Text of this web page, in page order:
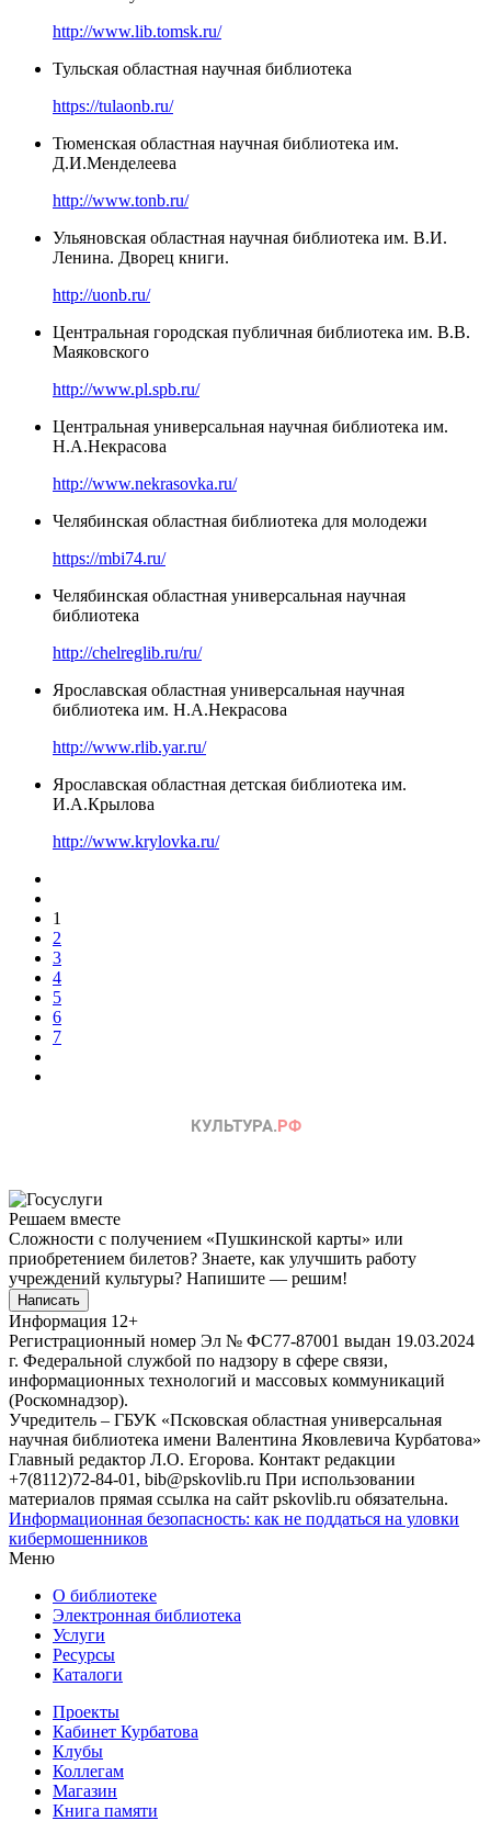
http://www.lib.tomsk.ru/
Тульская областная научная библиотека
https://tulaonb.ru/
Тюменская областная научная библиотека им.
Д.И.Менделеева
http://www.tonb.ru/
Ульяновская областная научная библиотека им. В.И.
Ленина. Дворец книги.
http://uonb.ru/
Центральная городская публичная библиотека им. В.В.
Маяковского
http://www.pl.spb.ru/
Центральная универсальная научная библиотека им.
Н.А.Некрасова
http://www.nekrasovka.ru/
Челябинская областная библиотека для молодежи
https://mbi74.ru/
Челябинская областная универсальная научная
библиотека
http://chelreglib.ru/ru/
Ярославская областная универсальная научная
библиотека им. Н.А.Некрасова
http://www.rlib.yar.ru/
Ярославская областная детская библиотека им.
И.А.Крылова
http://www.krylovka.ru/
1
2
3
4
5
6
7
Решаем вместе
Сложности с получением «Пушкинской карты» или
приобретением билетов? Знаете, как улучшить работу
учреждений культуры? Напишите — решим!
Написать
Информация 12+
Регистрационный номер Эл № ФС77-87001 выдан 19.03.2024
г. Федеральной службой по надзору в сфере связи,
информационных технологий и массовых коммуникаций
(Роскомнадзор).
Учредитель – ГБУК «Псковская областная универсальная
научная библиотека имени Валентина Яковлевича Курбатова»
Главный редактор Л.О. Егорова. Контакт редакции
+7(8112)72-84-01, bib@pskovlib.ru При использовании
материалов прямая ссылка на сайт pskovlib.ru обязательна.
Информационная безопасность: как не поддаться на уловки
кибермошенников
Меню
О библиотеке
Электронная библиотека
Услуги
Ресурсы
Каталоги
Проекты
Кабинет Курбатова
Клубы
Коллегам
Магазин
Книга памяти